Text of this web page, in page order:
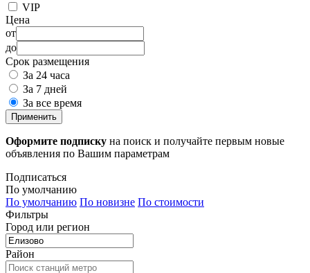
VIP
Цена
от
до
Срок размещения
За 24 часа
За 7 дней
За все время
Применить
Оформите подписку на поиск и получайте первым новые
объявления по Вашим параметрам
Подписаться
По умолчанию
По умолчанию По новизне По стоимости
Фильтры
Город или регион
Район